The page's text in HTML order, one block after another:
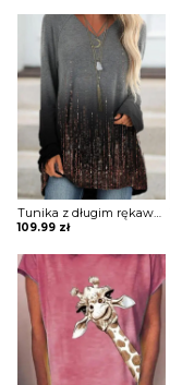
Tunika z długim rękawem z nadrukiem
109.99 zł